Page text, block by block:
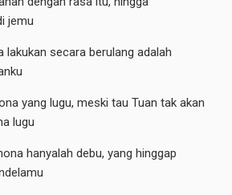
jemu
lakukan secara berulang adalah
yang lugu, meski tau Tuan tak akan
lugu
hanyalah debu, yang hinggap